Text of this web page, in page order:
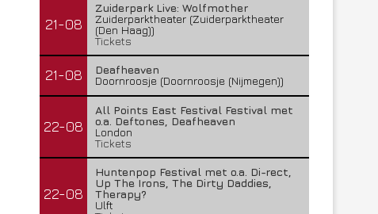
21-08
Zuiderpark Live: Wolfmother
Zuiderparktheater (Zuiderparktheater
(Den Haag))
Tickets
21-08
Deafheaven
Doornroosje (Doornroosje (Nijmegen))
22-08
All Points East Festival Festival met
o.a. Deftones, Deafheaven
London
Tickets
22-08
Huntenpop Festival met o.a. Di-rect,
Up The Irons, The Dirty Daddies,
Therapy?
Ulft